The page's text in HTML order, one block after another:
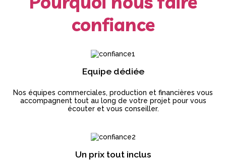
confiance
Equipe dédiée
Nos équipes commerciales, production et financières vous
accompagnent tout au long de votre projet pour vous
écouter et vous conseiller.
Un prix tout inclus